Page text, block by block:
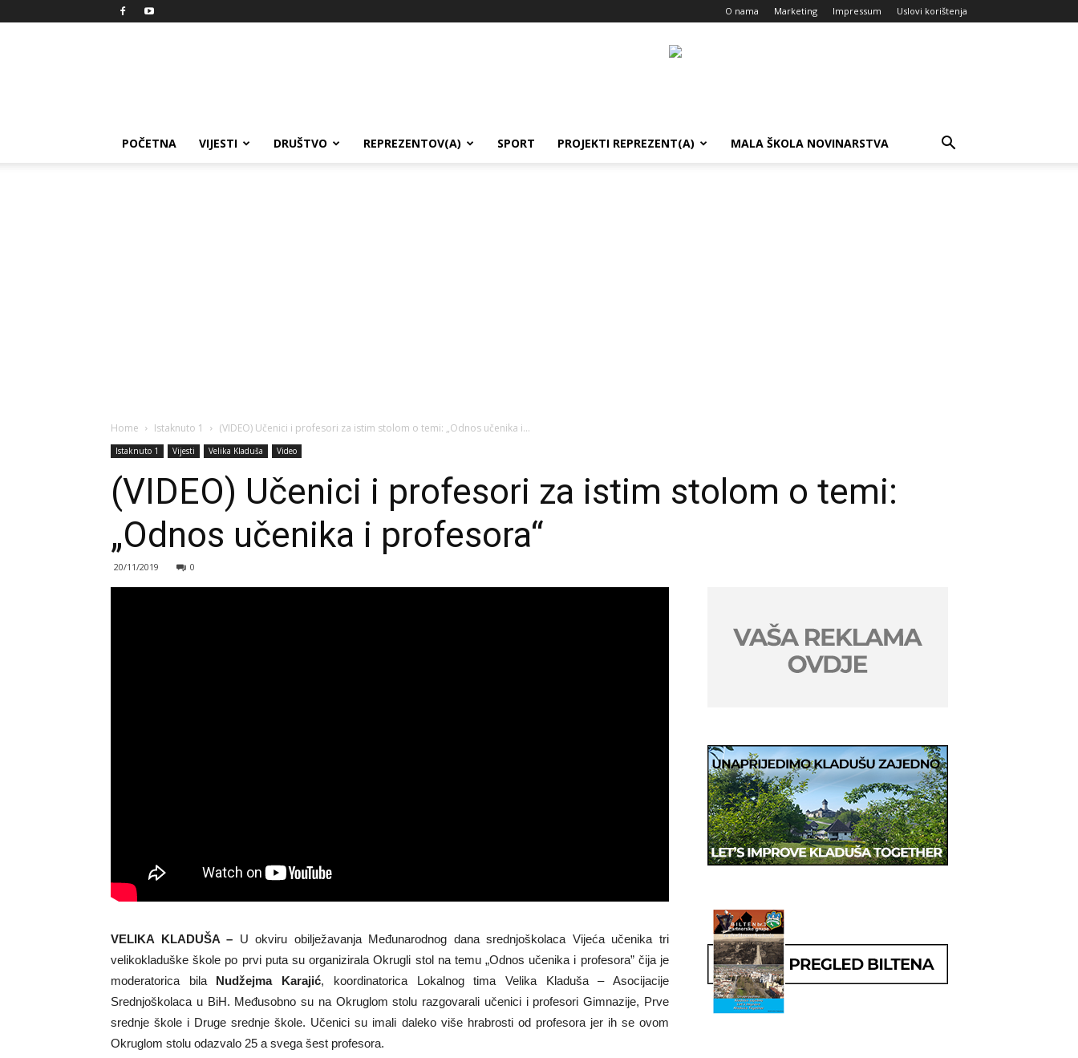
O nama Marketing Impressum Uslovi korištenja
POČETNA VIJESTI DRUŠTVO REPREZENTOV(A) SPORT PROJEKTI REPREZENT(A) MALA ŠKOLA NOVINARSTVA
Home Istaknuto 1 (VIDEO) Učenici i profesori za istim stolom o temi: „Odnos učenika i...
Istaknuto 1 Vijesti Velika Kladuša Video
(VIDEO) Učenici i profesori za istim stolom o temi:
„Odnos učenika i profesora“
20/11/2019 0
VELIKA KLADUŠA – U okviru obilježavanja Međunarodnog dana srednjoškolaca Vijeća učenika tri
velikokladuške škole po prvi puta su organizirala Okrugli stol na temu „Odnos učenika i profesora” čija je
moderatorica bila Nudžejma Karajić, koordinatorica Lokalnog tima Velika Kladuša – Asocijacije
Srednjoškolaca u BiH. Međusobno su na Okruglom stolu razgovarali učenici i profesori Gimnazije, Prve
srednje škole i Druge srednje škole. Učenici su imali daleko više hrabrosti od profesora jer ih se ovom
Okruglom stolu odazvalo 25 a svega šest profesora.